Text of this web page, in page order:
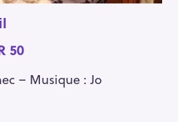
50
– Musique : Jo